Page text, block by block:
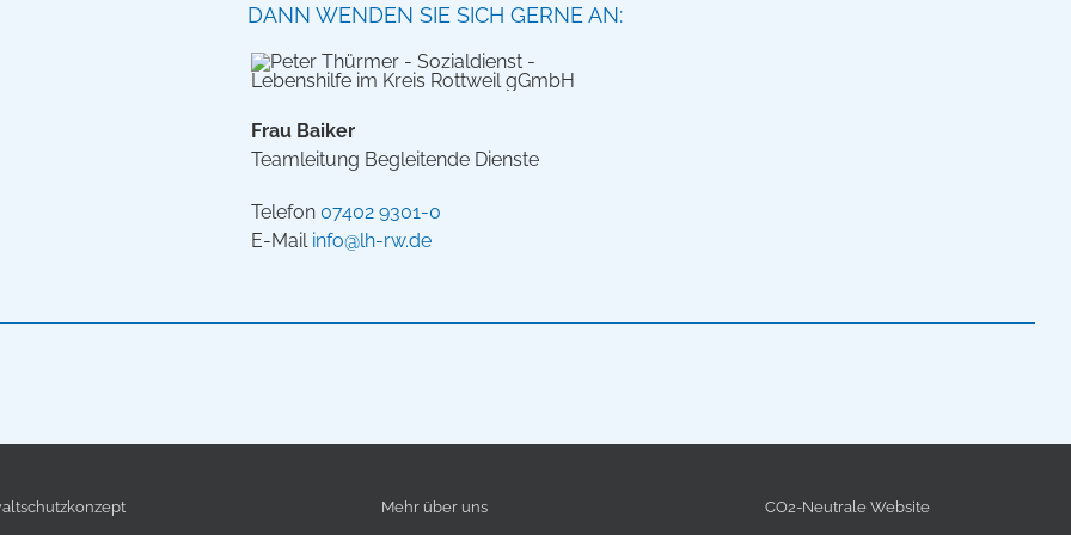
DANN WENDEN SIE SICH GERNE AN:
Frau Baiker
Teamleitung Begleitende Dienste
Telefon 07402 9301-0
E-Mail info@lh-rw.de
Mehr über uns CO2-Neutrale Website